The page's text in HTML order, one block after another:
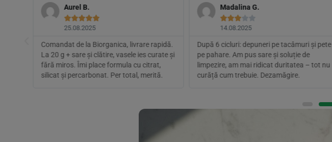
Aurel B.

25.08.2025
Comandat de la Biorganica, livrare rapidă.
La 20 g + sare și clătire, vasele ies curate și
fără miros. Îmi place formula cu citrat,
silicat și percarbonat. Per total, merită.
Madalina G.
 
14.08.2025
După 6 cicluri: depuneri pe tacâmuri și pete
pe pahare. Am pus sare și soluție de
limpezire, am mai ridicat duritatea – tot nu
curăță cum trebuie. Dezamăgire.